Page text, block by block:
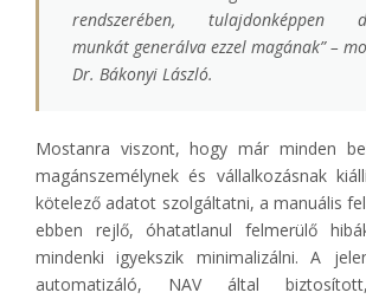
rendszerében, tulajdonképpen
munkát generálva ezzel magának” –
Dr. Bákonyi László.
Mostanra viszont, hogy már minden
magánszemélynek és vállalkozásnak
kötelező adatot szolgáltatni, a manuális
ebben rejlő, óhatatlanul felmerülő
mindenki igyekszik minimalizálni. A
automatizáló, NAV által